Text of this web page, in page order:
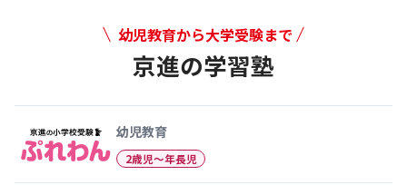
幼児教育から大学受験まで
京進の学習塾
幼児教育
2歳児〜年長児